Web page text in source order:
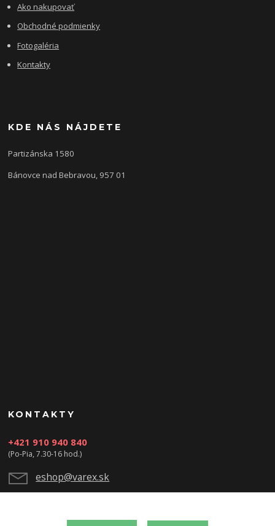
Ako nakupovať
Obchodné podmienky
Fotogaléria
Kontakty
KDE NÁS NÁJDETE
Partizánska 1580
Bánovce nad Bebravou, 957 01
KONTAKTY
+421 910 940 840
(Po-Pia, 7.30-16 hod.)
eshop@varex.sk